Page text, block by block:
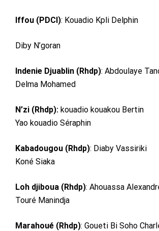
Iffou (PDCI): Kouadio Kpli Delphin
Diby N’goran
Indenie Djuablin (Rhdp): Abdoulaye
Delma Mohamed
N’zi (Rhdp): kouadio kouakou Bertin
Yao kouadio Séraphin
Kabadougou (Rhdp): Diaby Vassiriki
Koné Siaka
Loh djiboua (Rhdp): Ahouassa
Touré Manindja
Marahoué (Rhdp): Goueti Bi Soho